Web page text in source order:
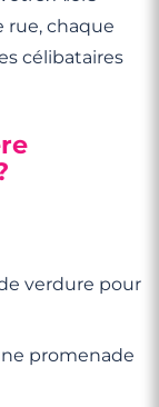
rue, chaque
célibataires
verdure pour
promenade